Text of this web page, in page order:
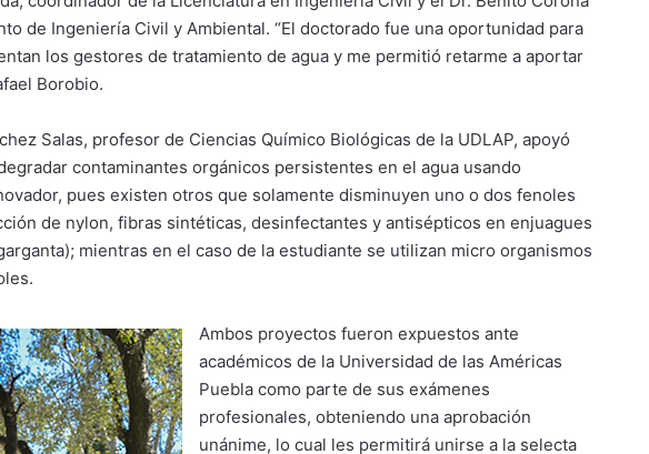
de Ingeniería Civil y Ambiental. “El doctorado fue una oportunidad para
los gestores de tratamiento de agua y me permitió retarme a aportar
Borobio.
Salas, profesor de Ciencias Químico Biológicas de la UDLAP, apoyó
contaminantes orgánicos persistentes en el agua usando
pues existen otros que solamente disminuyen uno o dos fenoles
de nylon, fibras sintéticas, desinfectantes y antisépticos en enjuagues
mientras en el caso de la estudiante se utilizan micro organismos
Ambos proyectos fueron expuestos ante
académicos de la Universidad de las Américas
Puebla como parte de sus exámenes
profesionales, obteniendo una aprobación
unánime, lo cual les permitirá unirse a la selecta